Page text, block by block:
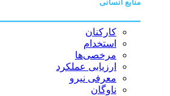
منابع انسانی
کارکنان
استخدام
مرخصی‌ها
ارزیابی عملکرد
معرفی نیرو
ناوگان